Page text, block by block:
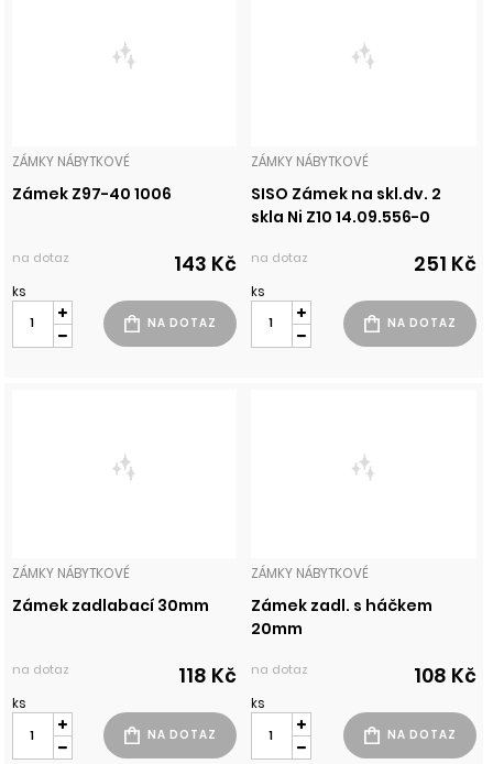
ZÁMKY NÁBYTKOVÉ
Zámek Z97-40 1006
na dotaz 143 Kč
ks
ZÁMKY NÁBYTKOVÉ
SISO Zámek na skl.dv. 2
skla Ni Z10 14.09.556-0
na dotaz 251 Kč
ks
ZÁMKY NÁBYTKOVÉ
Zámek zadlabací 30mm
na dotaz 118 Kč
ks
ZÁMKY NÁBYTKOVÉ
Zámek zadl. s háčkem
20mm
na dotaz 108 Kč
ks